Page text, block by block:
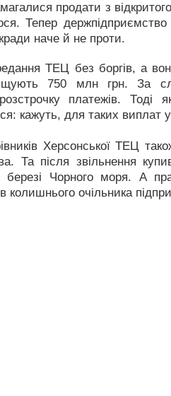
продати з
Тепер
наче й не проти.
ТЕЦ без боргів, а
750 млн грн. За
платежів. Тоді
кажуть, для таких виплат
Херсонської ТЕЦ
Та після звільнення
Чорного моря. А
колишнього очільника